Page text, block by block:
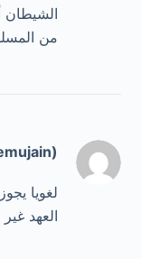
الشيطان
من
لغويا
العهد